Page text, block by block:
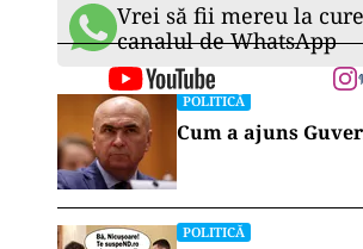
Vrei să fii mereu la
canalul de WhatsApp
POLITICĂ
Cum a ajuns
POLITICĂ